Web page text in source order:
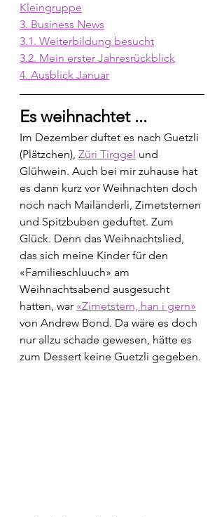
Kleingruppe
3. Business News
3.1. Weiterbildung besucht
3.2. Mein erster Jahresrückblick
4. Ausblick Januar
Es weihnachtet ...
Im Dezember duftet es nach Guetzli
(Plätzchen), Züri Tirggel und
Glühwein. Auch bei mir zuhause hat
es dann kurz vor Weihnachten doch
noch nach Mailänderli, Zimetsternen
und Spitzbuben geduftet. Zum
Glück. Denn das Weihnachtslied,
das sich meine Kinder für den
«Familieschluuch» am
Weihnachtsabend ausgesucht
hatten, war «Zimetstern, han i gern»
von Andrew Bond. Da wäre es doch
nur allzu schade gewesen, hätte es
zum Dessert keine Guetzli gegeben.